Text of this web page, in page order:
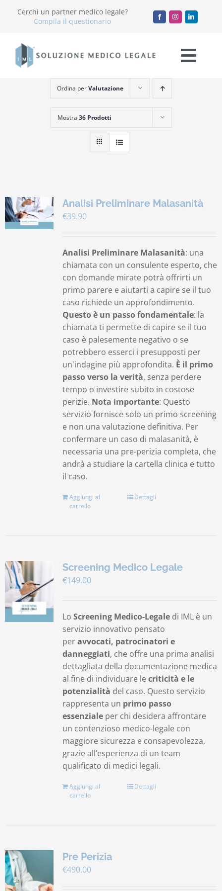
Cerchi un partner medico legale?
Compila il questionario
Chi Siamo
Servizi
Accademia
Lavora con noi
Carrello
Ordina perValutazione
Mostra 36 Prodotti
Analisi Preliminare Malasanità
€39.90
Analisi Preliminare Malasanità: una
chiamata con un consulente esperto, che
con domande mirate potrà offrirti un
primo parere e aiutarti a capire se il tuo
caso richiede un approfondimento.
Questo è un passo fondamentale: la
chiamata ti permette di capire se il tuo
caso è palesemente negativo o se
potrebbero esserci i presupposti per
un'indagine più approfondita. È il primo
passo verso la verità, senza perdere
tempo o investire subito in costose
perizie. Nota importante: Questo
servizio fornisce solo un primo screening
e non una valutazione definitiva. Per
confermare un caso di malasanità, è
necessaria una pre-perizia completa, che
andrà a studiare la cartella clinica e tutto
il caso.
Aggiungi al
carrello
Dettagli
Screening Medico Legale
€149.00
Lo Screening Medico-Legaledi IML è un
servizio innovativo pensato
peravvocati, patrocinatori e
danneggiati, che offre una prima analisi
dettagliata della documentazione medica
al fine di individuare le criticità e le
potenzialità del caso. Questo servizio
rappresenta un primo passo
essenzialeper chi desidera affrontare
un contenzioso medico-legale con
maggiore sicurezza e consapevolezza,
grazie all’esperienza di un team
qualificato di medici legali.
Aggiungi al
carrello
Dettagli
Pre Perizia
€490.00